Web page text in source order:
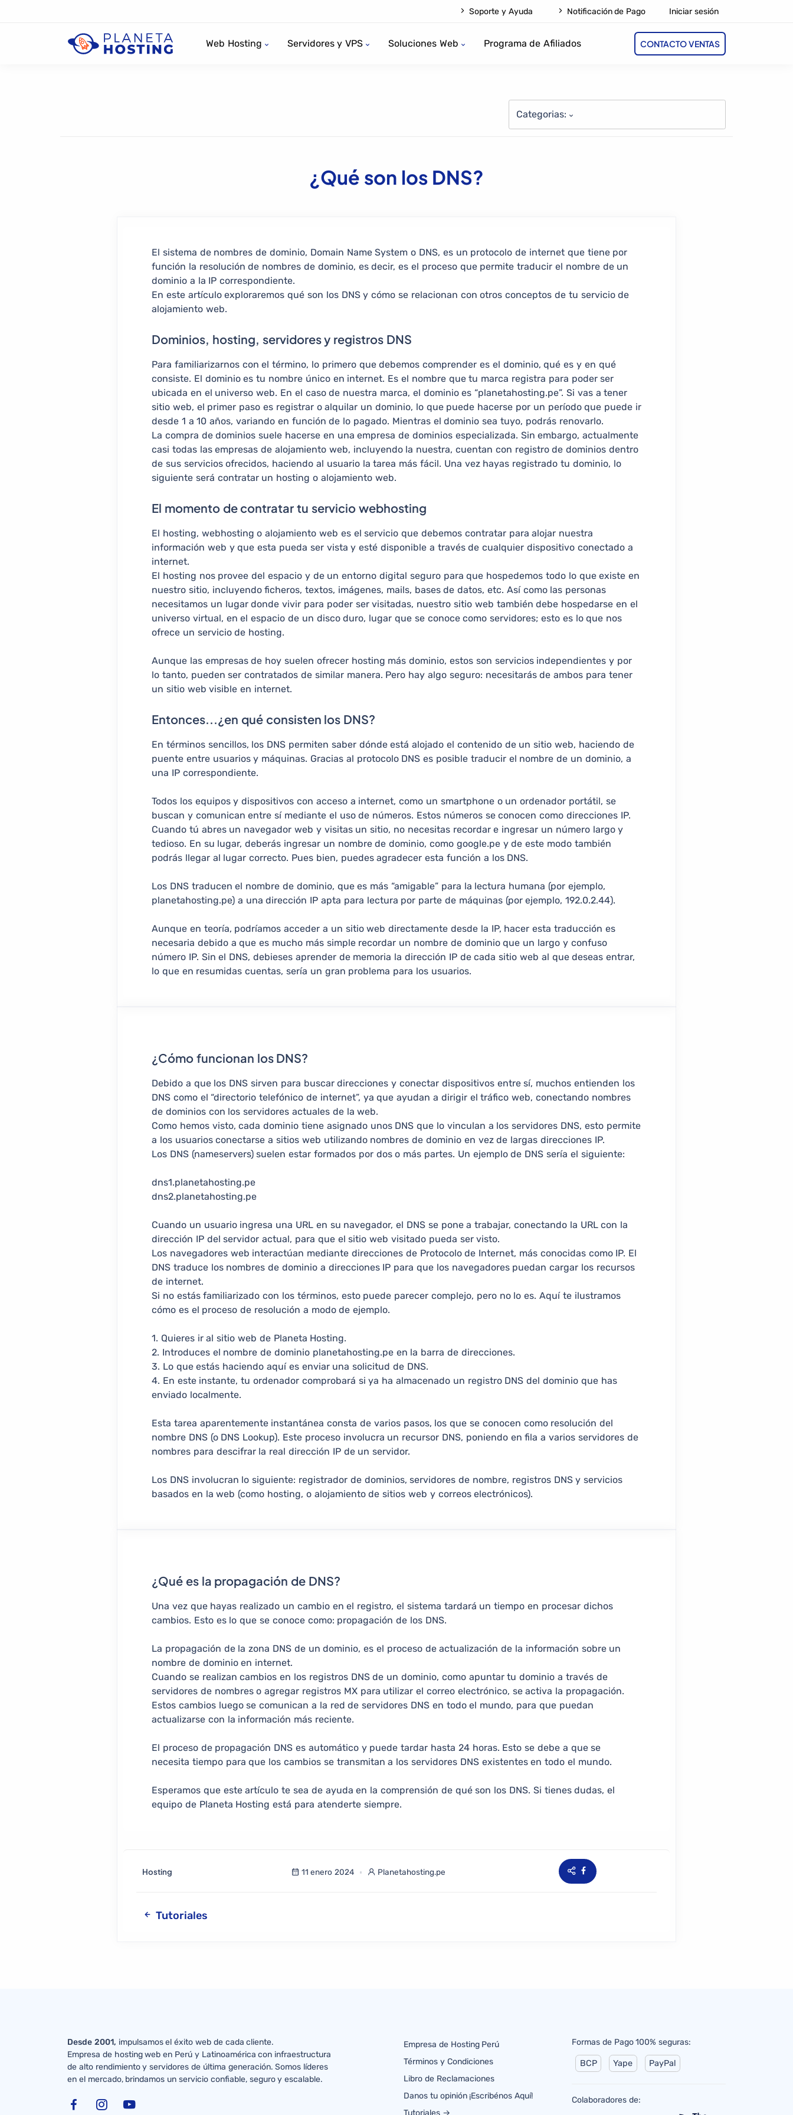
Soporte y Ayuda Notificación de Pago Iniciar sesión
Web Hosting Servidores y VPS Soluciones Web Programa de Afiliados CONTACTO VENTAS
Categorias:
¿Qué son los DNS?
El sistema de nombres de dominio, Domain Name System o DNS, es un protocolo de internet que tiene por
función la resolución de nombres de dominio, es decir, es el proceso que permite traducir el nombre de un
dominio a la IP correspondiente.
En este artículo exploraremos qué son los DNS y cómo se relacionan con otros conceptos de tu servicio de
alojamiento web.
Dominios, hosting, servidores y registros DNS
Para familiarizarnos con el término, lo primero que debemos comprender es el dominio, qué es y en qué
consiste. El dominio es tu nombre único en internet. Es el nombre que tu marca registra para poder ser
ubicada en el universo web. En el caso de nuestra marca, el dominio es “planetahosting.pe”. Si vas a tener
sitio web, el primer paso es registrar o alquilar un dominio, lo que puede hacerse por un período que puede ir
desde 1 a 10 años, variando en función de lo pagado. Mientras el dominio sea tuyo, podrás renovarlo.
La compra de dominios suele hacerse en una empresa de dominios especializada. Sin embargo, actualmente
casi todas las empresas de alojamiento web, incluyendo la nuestra, cuentan con registro de dominios dentro
de sus servicios ofrecidos, haciendo al usuario la tarea más fácil. Una vez hayas registrado tu dominio, lo
siguiente será contratar un hosting o alojamiento web.
El momento de contratar tu servicio webhosting
El hosting, webhosting o alojamiento web es el servicio que debemos contratar para alojar nuestra
información web y que esta pueda ser vista y esté disponible a través de cualquier dispositivo conectado a
internet.
El hosting nos provee del espacio y de un entorno digital seguro para que hospedemos todo lo que existe en
nuestro sitio, incluyendo ficheros, textos, imágenes, mails, bases de datos, etc. Así como las personas
necesitamos un lugar donde vivir para poder ser visitadas, nuestro sitio web también debe hospedarse en el
universo virtual, en el espacio de un disco duro, lugar que se conoce como servidores; esto es lo que nos
ofrece un servicio de hosting.
Aunque las empresas de hoy suelen ofrecer hosting más dominio, estos son servicios independientes y por
lo tanto, pueden ser contratados de similar manera. Pero hay algo seguro: necesitarás de ambos para tener
un sitio web visible en internet.
Entonces...¿en qué consisten los DNS?
En términos sencillos, los DNS permiten saber dónde está alojado el contenido de un sitio web, haciendo de
puente entre usuarios y máquinas. Gracias al protocolo DNS es posible traducir el nombre de un dominio, a
una IP correspondiente.
Todos los equipos y dispositivos con acceso a internet, como un smartphone o un ordenador portátil, se
buscan y comunican entre sí mediante el uso de números. Estos números se conocen como direcciones IP.
Cuando tú abres un navegador web y visitas un sitio, no necesitas recordar e ingresar un número largo y
tedioso. En su lugar, deberás ingresar un nombre de dominio, como google.pe y de este modo también
podrás llegar al lugar correcto. Pues bien, puedes agradecer esta función a los DNS.
Los DNS traducen el nombre de dominio, que es más “amigable” para la lectura humana (por ejemplo,
planetahosting.pe) a una dirección IP apta para lectura por parte de máquinas (por ejemplo, 192.0.2.44).
Aunque en teoría, podríamos acceder a un sitio web directamente desde la IP, hacer esta traducción es
necesaria debido a que es mucho más simple recordar un nombre de dominio que un largo y confuso
número IP. Sin el DNS, debieses aprender de memoria la dirección IP de cada sitio web al que deseas entrar,
lo que en resumidas cuentas, sería un gran problema para los usuarios.
¿Cómo funcionan los DNS?
Debido a que los DNS sirven para buscar direcciones y conectar dispositivos entre sí, muchos entienden los
DNS como el “directorio telefónico de internet”, ya que ayudan a dirigir el tráfico web, conectando nombres
de dominios con los servidores actuales de la web.
Como hemos visto, cada dominio tiene asignado unos DNS que lo vinculan a los servidores DNS, esto permite
a los usuarios conectarse a sitios web utilizando nombres de dominio en vez de largas direcciones IP.
Los DNS (nameservers) suelen estar formados por dos o más partes. Un ejemplo de DNS sería el siguiente:
dns1.planetahosting.pe
dns2.planetahosting.pe
Cuando un usuario ingresa una URL en su navegador, el DNS se pone a trabajar, conectando la URL con la
dirección IP del servidor actual, para que el sitio web visitado pueda ser visto.
Los navegadores web interactúan mediante direcciones de Protocolo de Internet, más conocidas como IP. El
DNS traduce los nombres de dominio a direcciones IP para que los navegadores puedan cargar los recursos
de internet.
Si no estás familiarizado con los términos, esto puede parecer complejo, pero no lo es. Aquí te ilustramos
cómo es el proceso de resolución a modo de ejemplo.
1. Quieres ir al sitio web de Planeta Hosting.
2. Introduces el nombre de dominio planetahosting.pe en la barra de direcciones.
3. Lo que estás haciendo aquí es enviar una solicitud de DNS.
4. En este instante, tu ordenador comprobará si ya ha almacenado un registro DNS del dominio que has
enviado localmente.
Esta tarea aparentemente instantánea consta de varios pasos, los que se conocen como resolución del
nombre DNS (o DNS Lookup). Este proceso involucra un recursor DNS, poniendo en fila a varios servidores de
nombres para descifrar la real dirección IP de un servidor.
Los DNS involucran lo siguiente: registrador de dominios, servidores de nombre, registros DNS y servicios
basados en la web (como hosting, o alojamiento de sitios web y correos electrónicos).
¿Qué es la propagación de DNS?
Una vez que hayas realizado un cambio en el registro, el sistema tardará un tiempo en procesar dichos
cambios. Esto es lo que se conoce como: propagación de los DNS.
La propagación de la zona DNS de un dominio, es el proceso de actualización de la información sobre un
nombre de dominio en internet.
Cuando se realizan cambios en los registros DNS de un dominio, como apuntar tu dominio a través de
servidores de nombres o agregar registros MX para utilizar el correo electrónico, se activa la propagación.
Estos cambios luego se comunican a la red de servidores DNS en todo el mundo, para que puedan
actualizarse con la información más reciente.
El proceso de propagación DNS es automático y puede tardar hasta 24 horas. Esto se debe a que se
necesita tiempo para que los cambios se transmitan a los servidores DNS existentes en todo el mundo.
Esperamos que este artículo te sea de ayuda en la comprensión de qué son los DNS. Si tienes dudas, el
equipo de Planeta Hosting está para atenderte siempre.
Hosting 11 enero 2024 Planetahosting.pe
Tutoriales
Desde 2001, impulsamos el éxito web de cada cliente.
Empresa de hosting web en Perú y Latinoamérica con infraestructura
de alto rendimiento y servidores de última generación. Somos líderes
en el mercado, brindamos un servicio confiable, seguro y escalable.
Empresa de Hosting Perú
Términos y Condiciones
Libro de Reclamaciones
Danos tu opinión ¡Escribénos Aquí!
Formas de Pago 100% seguras:
BCP Yape PayPal
Colaboradores de: